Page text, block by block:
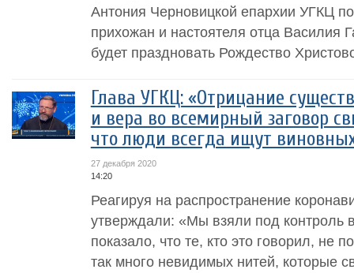
Антония Черновицкой епархии УГКЦ
прихожан и настоятеля отца Василия
будет праздновать Рождество
Глава УГКЦ: «Отрицание
и вера во всемирный заговор
что люди всегда ищут
27 декабря 2020
14:20
Реагируя на распространение
утверждали: «Мы взяли под контроль
показало, что те, кто это говорил, не
так много невидимых нитей, которые